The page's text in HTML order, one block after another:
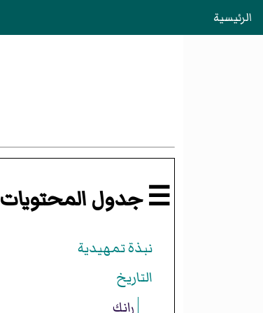
الرئيسية
☰ جدول المحتويات
نبذة تمهيدية
التاريخ
رانك